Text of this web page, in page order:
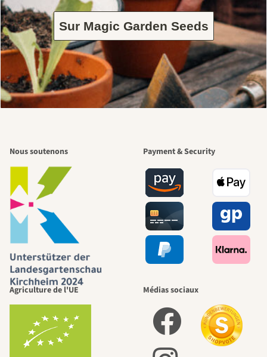
Sur Magic Garden Seeds
Nous soutenons Payment & Security
Agriculture de l'UE Médias sociaux